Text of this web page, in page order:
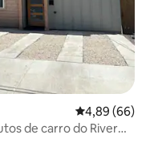
4,89 de uma
4,89 (66)
de carro do River